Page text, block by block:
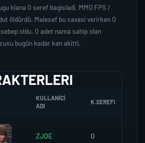
klana 0 seref bagisladi, MMO FPS /
öldürdü. Malesef bu savasi verirken 0
oldu. 0 adet nama sahip olan
bugün kadar kan akitti.
KULLANICI
ADI
K.SEREFI
ZJOE 0